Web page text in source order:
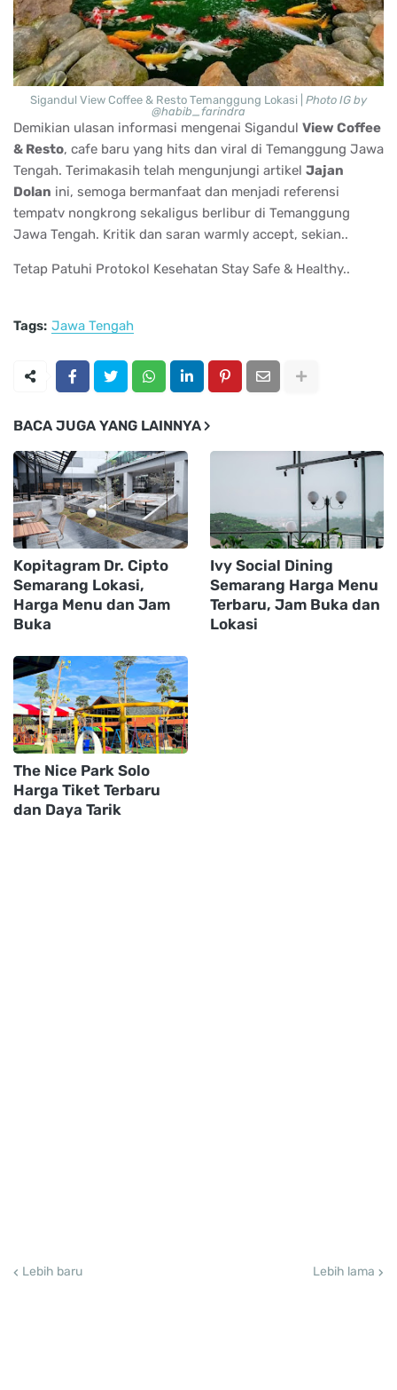
Sigandul View Coffee & Resto Temanggung Lokasi | Photo IG by
@habib_farindra
Demikian ulasan informasi mengenai Sigandul View Coffee
& Resto, cafe baru yang hits dan viral di Temanggung Jawa
Tengah. Terimakasih telah mengunjungi artikel Jajan
Dolan ini, semoga bermanfaat dan menjadi referensi
tempatv nongkrong sekaligus berlibur di Temanggung
Jawa Tengah. Kritik dan saran warmly accept, sekian..
Tetap Patuhi Protokol Kesehatan Stay Safe & Healthy..
Tags: Jawa Tengah
BACA JUGA YANG LAINNYA
Kopitagram Dr. Cipto
Semarang Lokasi,
Harga Menu dan Jam
Buka
Ivy Social Dining
Semarang Harga Menu
Terbaru, Jam Buka dan
Lokasi
The Nice Park Solo
Harga Tiket Terbaru
dan Daya Tarik
Lebih baru Lebih lama